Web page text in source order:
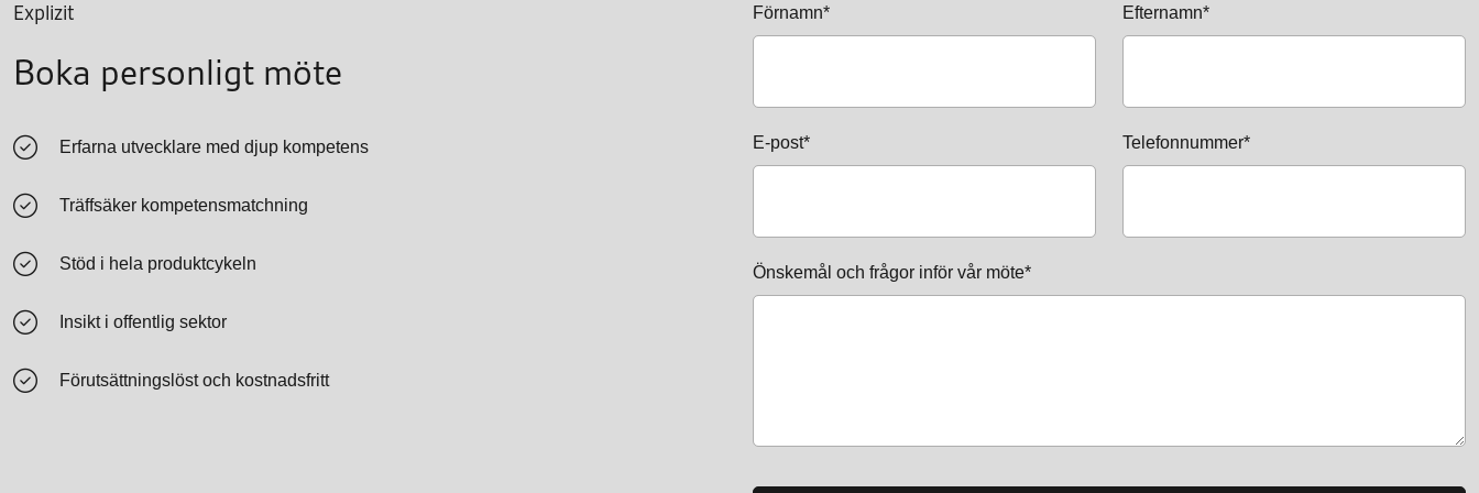
Explizit
Boka personligt möte
Erfarna utvecklare med djup kompetens
Träffsäker kompetensmatchning
Stöd i hela produktcykeln
Insikt i offentlig sektor
Förutsättningslöst och kostnadsfritt
Förnamn* Efternamn*
E-post* Telefonnummer*
Önskemål och frågor inför vår möte*